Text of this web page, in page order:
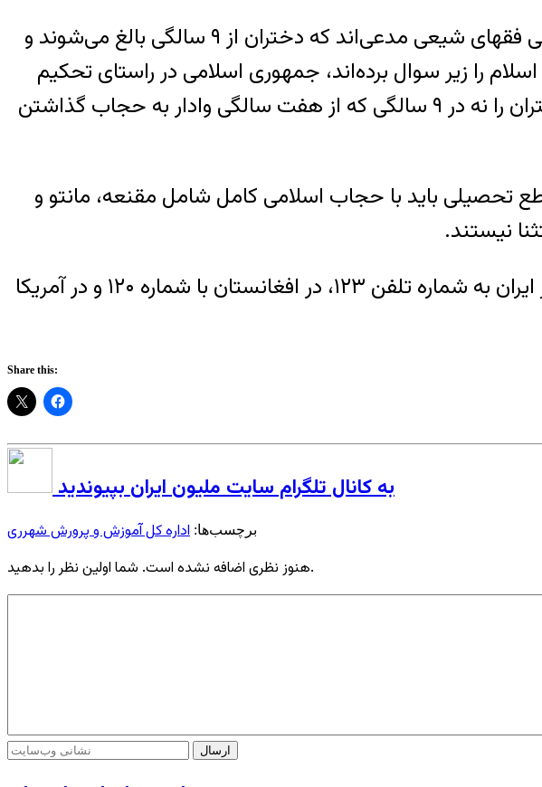
قوانین جمهوری اسلامی بر اساس اصول فقه شیعی تدوین و تصویب شده‌اند. برخی فقهای شیعی مدعی‌اند که دختران از ۹ سالگی بالغ‌ می‌شوند و
را زیر سوال برده‌اند، جمهوری اسلامی در راستای تحکیم
پایه‌هایش از فقهای باورمند به حجاب اجباری هم یک گام پیش‌تر رفته است و دختران را نه در ۹ سالگی که از هفت سالگی وادار به حجاب گذاشتن
تحصیلی باید با حجاب اسلامی کامل شامل مقنعه، مانتو و
نیستند.
چنانچه شما یا یکی از نزدیکانتان به خودکشی فکر می‌کنید، با اورژانس اجتماعی در ایران به شماره‌ تلفن‌ ۱۲۳، در افغانستان با شماره ۱۲۰ و در آمریکا
Share this:
به کانال تلگرام سایت ملیون ایران بپیوندید
برچسب‌ها: اداره کل آموزش‌ و پرورش شهرری
هنوز نظری اضافه نشده است. شما اولین نظر را بدهید.